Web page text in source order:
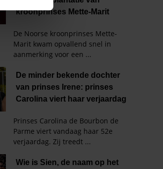
om ons
ze heeft
als u